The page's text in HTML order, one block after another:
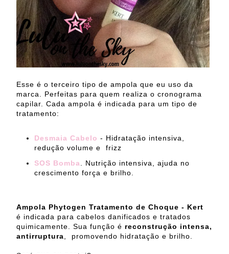
Esse é o terceiro tipo de ampola que eu uso da
marca. Perfeitas para quem realiza o cronograma
capilar. Cada ampola é indicada para um tipo de
tratamento:
Desmaia Cabelo - Hidratação intensiva,
redução volume e frizz
SOS Bomba
. Nutrição intensiva, ajuda no
crescimento força e brilho.
Ampola Phytogen Tratamento de Choque - Kert
é indicada para cabelos danificados e tratados
quimicamente. Sua função é reconstrução intensa,
antirruptura, promovendo hidratação e brilho.